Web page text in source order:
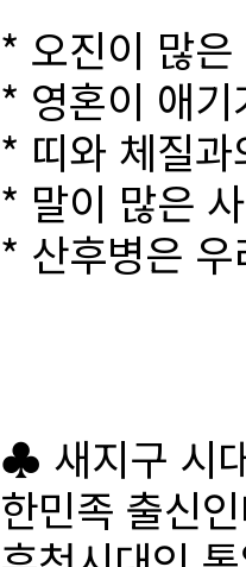
* 오진이 많은
* 영혼이 애
* 띠와 체질과
* 말이 많은
* 산후병은
♣ 새지구 시
한민족 출신